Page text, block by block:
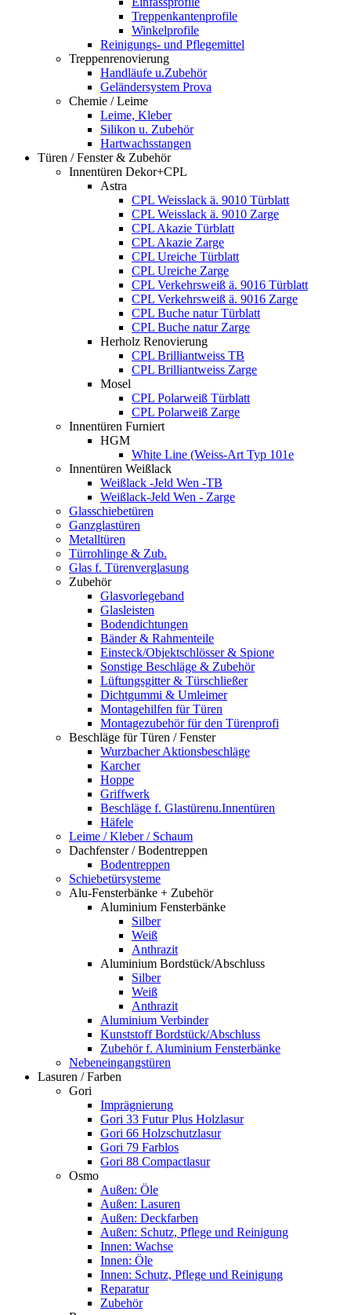
Treppenkantenprofile
Winkelprofile
Reinigungs- und Pflegemittel
Treppenrenovierung
Handläufe u.Zubehör
Geländersystem Prova
Chemie / Leime
Leime, Kleber
Silikon u. Zubehör
Hartwachsstangen
Türen / Fenster & Zubehör
Innentüren Dekor+CPL
Astra
CPL Weisslack ä. 9010 Türblatt
CPL Weisslack ä. 9010 Zarge
CPL Akazie Türblatt
CPL Akazie Zarge
CPL Ureiche Türblatt
CPL Ureiche Zarge
CPL Verkehrsweiß ä. 9016 Türblatt
CPL Verkehrsweiß ä. 9016 Zarge
CPL Buche natur Türblatt
CPL Buche natur Zarge
Herholz Renovierung
CPL Brilliantweiss TB
CPL Brilliantweiss Zarge
Mosel
CPL Polarweiß Türblatt
CPL Polarweiß Zarge
Innentüren Furniert
HGM
White Line (Weiss-Art Typ 101e
Innentüren Weißlack
Weißlack -Jeld Wen -TB
Weißlack-Jeld Wen - Zarge
Glasschiebetüren
Ganzglastüren
Metalltüren
Türrohlinge & Zub.
Glas f. Türenverglasung
Zubehör
Glasvorlegeband
Glasleisten
Bodendichtungen
Bänder & Rahmenteile
Einsteck/Objektschlösser & Spione
Sonstige Beschläge & Zubehör
Lüftungsgitter & Türschließer
Dichtgummi & Umleimer
Montagehilfen für Türen
Montagezubehör für den Türenprofi
Beschläge für Türen / Fenster
Wurzbacher Aktionsbeschläge
Karcher
Hoppe
Griffwerk
Beschläge f. Glastürenu.Innentüren
Häfele
Leime / Kleber / Schaum
Dachfenster / Bodentreppen
Bodentreppen
Schiebetürsysteme
Alu-Fensterbänke + Zubehör
Aluminium Fensterbänke
Silber
Weiß
Anthrazit
Aluminium Bordstück/Abschluss
Silber
Weiß
Anthrazit
Aluminium Verbinder
Kunststoff Bordstück/Abschluss
Zubehör f. Aluminium Fensterbänke
Nebeneingangstüren
Lasuren / Farben
Gori
Imprägnierung
Gori 33 Futur Plus Holzlasur
Gori 66 Holzschutzlasur
Gori 79 Farblos
Gori 88 Compactlasur
Osmo
Außen: Öle
Außen: Lasuren
Außen: Deckfarben
Außen: Schutz, Pflege und Reinigung
Innen: Wachse
Innen: Öle
Innen: Schutz, Pflege und Reinigung
Reparatur
Zubehör